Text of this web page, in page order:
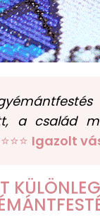
a család
Igazolt